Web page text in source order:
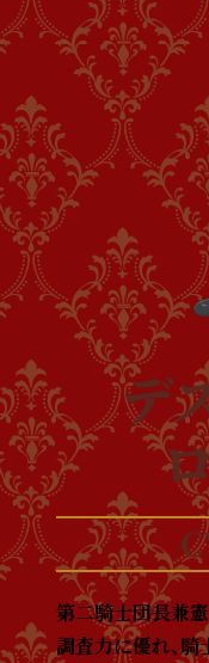
デ
第二騎士団長兼
調査力に優れ、